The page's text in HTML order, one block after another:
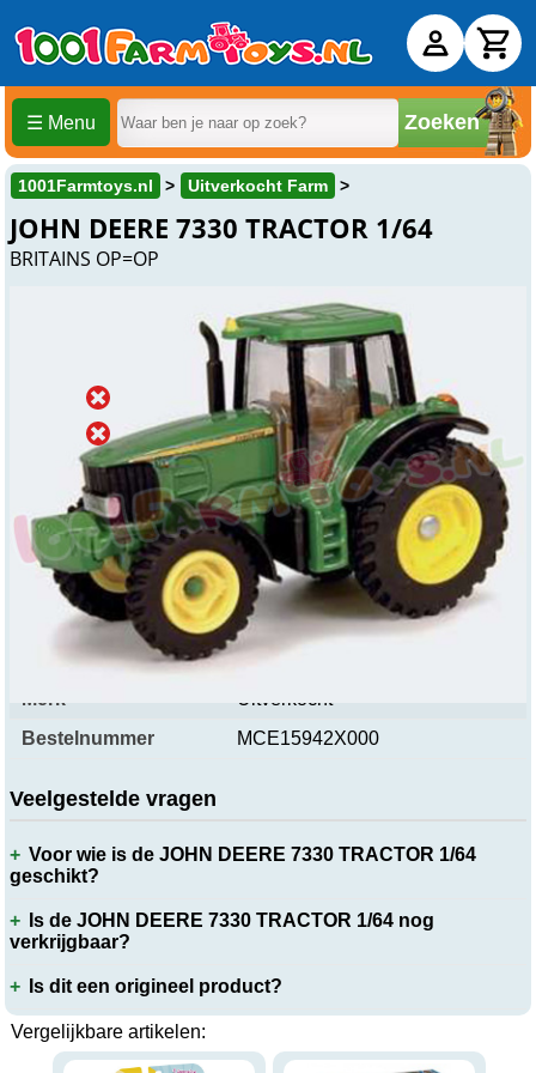
☰ Menu Zoeken
1001Farmtoys.nl Uitverkocht Farm
JOHN DEERE 7330 TRACTOR 1/64
BRITAINS OP=OP
Uitverkocht
Uitverkocht
Uitverkocht
Over dit product
Productspecificaties
Merk
Uitverkocht
Bestelnummer
MCE15942X000
Veelgestelde vragen
Voor wie is de JOHN DEERE 7330 TRACTOR 1/64
geschikt?
Is de JOHN DEERE 7330 TRACTOR 1/64 nog
verkrijgbaar?
Is dit een origineel product?
Vergelijkbare artikelen: